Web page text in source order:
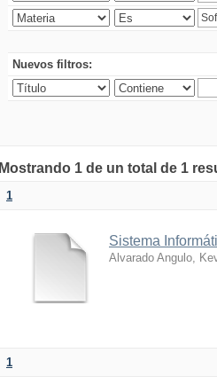
Nuevos filtros:
Mostrando 1 de un total de 1
1
Sistema
Alvarado Angulo,
1